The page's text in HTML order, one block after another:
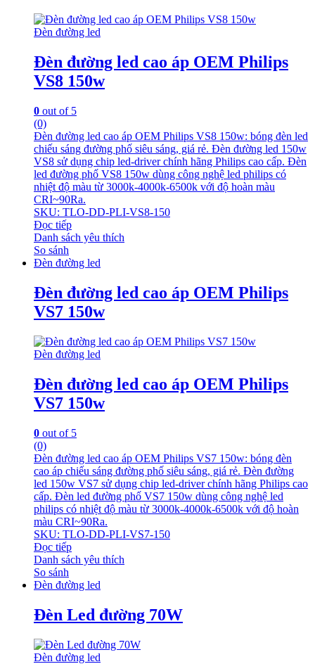
Đèn đường led
Đèn đường led cao áp OEM Philips
VS8 150w
0 out of 5
(0)
Đèn đường led cao áp OEM Philips VS8 150w: bóng đèn led
chiếu sáng đường phố siêu sáng, giá rẻ. Đèn đường led 150w
VS8 sử dụng chip led-driver chính hãng Philips cao cấp. Đèn
led đường phố VS8 150w dùng công nghệ led philips có
nhiệt độ màu từ 3000k-4000k-6500k với độ hoàn màu
CRI~90Ra.
SKU: TLO-DD-PLI-VS8-150
Đọc tiếp
Danh sách yêu thích
So sánh
Đèn đường led
Đèn đường led cao áp OEM Philips
VS7 150w
Đèn đường led
Đèn đường led cao áp OEM Philips
VS7 150w
0 out of 5
(0)
Đèn đường led cao áp OEM Philips VS7 150w: bóng đèn
cao áp chiếu sáng đường phố siêu sáng, giá rẻ. Đèn đường
led 150w VS7 sử dụng chip led-driver chính hãng Philips cao
cấp. Đèn led đường phố VS7 150w dùng công nghệ led
philips có nhiệt độ màu từ 3000k-4000k-6500k với độ hoàn
màu CRI~90Ra.
SKU: TLO-DD-PLI-VS7-150
Đọc tiếp
Danh sách yêu thích
So sánh
Đèn đường led
Đèn Led đường 70W
Đèn đường led